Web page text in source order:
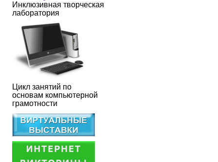
Инклюзивная творческая
лаборатория
Цикл занятий по
основам компьютерной
грамотности